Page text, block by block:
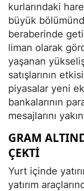
kurlarındaki
büyük
beraberinde
liman olarak
yaşanan
satışlarının
piyasalar yeni
bankalarının
mesajlarını
GRAM
ÇEKTI
Yurt içinde
yatırım